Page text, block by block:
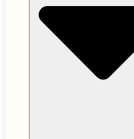
Monoski
Surf
Vélo